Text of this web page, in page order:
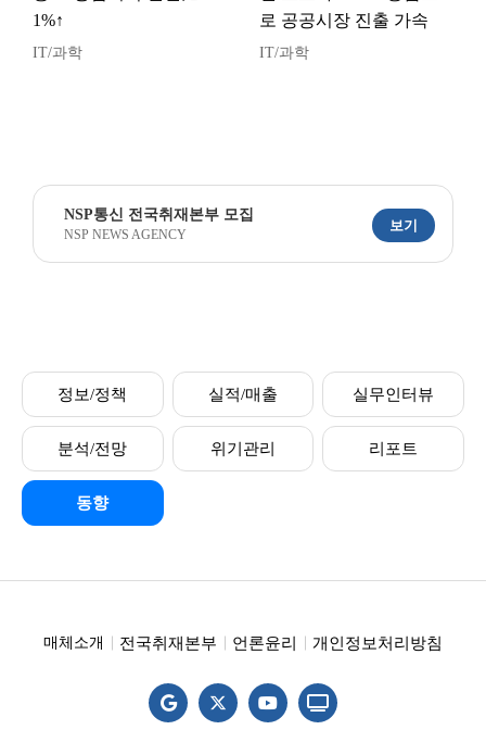
1%↑
IT/과학
로 공공시장 진출 가속
IT/과학
NSP통신 전국취재본부 모집
NSP NEWS AGENCY
보기
정보/정책 실적/매출 실무인터뷰
분석/전망 위기관리 리포트
동향
매체소개 전국취재본부 언론윤리 개인정보처리방침